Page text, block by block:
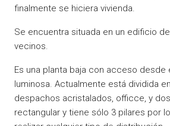
finalmente se hiciera vivienda.
Se encuentra situada en un edificio
vecinos.
Es una planta baja con acceso desde
luminosa. Actualmente está dividida
despachos acristalados, officce, y
rectangular y tiene sólo 3 pilares por